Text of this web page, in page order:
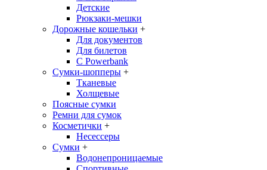
Детские
Рюкзаки-мешки
Дорожные кошельки +
Для документов
Для билетов
С Powerbank
Сумки-шопперы +
Тканевые
Холщевые
Поясные сумки
Ремни для сумок
Косметички +
Несессеры
Сумки +
Водонепроницаемые